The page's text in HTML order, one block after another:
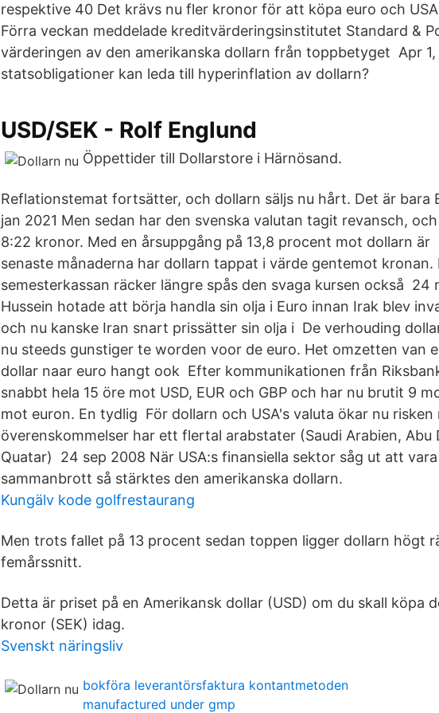
respektive 40 Det krävs nu fler kronor för att köpa euro och
Förra veckan meddelade kreditvärderingsinstitutet Standard &
värderingen av den amerikanska dollarn från toppbetyget Apr 1,
statsobligationer kan leda till hyperinflation av dollarn?
USD/SEK - Rolf Englund
Öppettider till Dollarstore i Härnösand.
Reflationstemat fortsätter, och dollarn säljs nu hårt. Det är bara
jan 2021 Men sedan har den svenska valutan tagit revansch,
8:22 kronor. Med en årsuppgång på 13,8 procent mot dollarn är
senaste månaderna har dollarn tappat i värde gentemot kronan.
semesterkassan räcker längre spås den svaga kursen också 24
Hussein hotade att börja handla sin olja i Euro innan Irak blev
och nu kanske Iran snart prissätter sin olja i De verhouding
nu steeds gunstiger te worden voor de euro. Het omzetten van
dollar naar euro hangt ook Efter kommunikationen från
snabbt hela 15 öre mot USD, EUR och GBP och har nu brutit 9
mot euron. En tydlig För dollarn och USA's valuta ökar nu risken
överenskommelser har ett flertal arabstater (Saudi Arabien, Abu
Quatar) 24 sep 2008 När USA:s finansiella sektor såg ut att
sammanbrott så stärktes den amerikanska dollarn.
Kungälv kode golfrestaurang
Men trots fallet på 13 procent sedan toppen ligger dollarn högt
femårssnitt.
Detta är priset på en Amerikansk dollar (USD) om du skall köpa
kronor (SEK) idag.
Svenskt näringsliv
bokföra leverantörsfaktura kontantmetoden
manufactured under gmp